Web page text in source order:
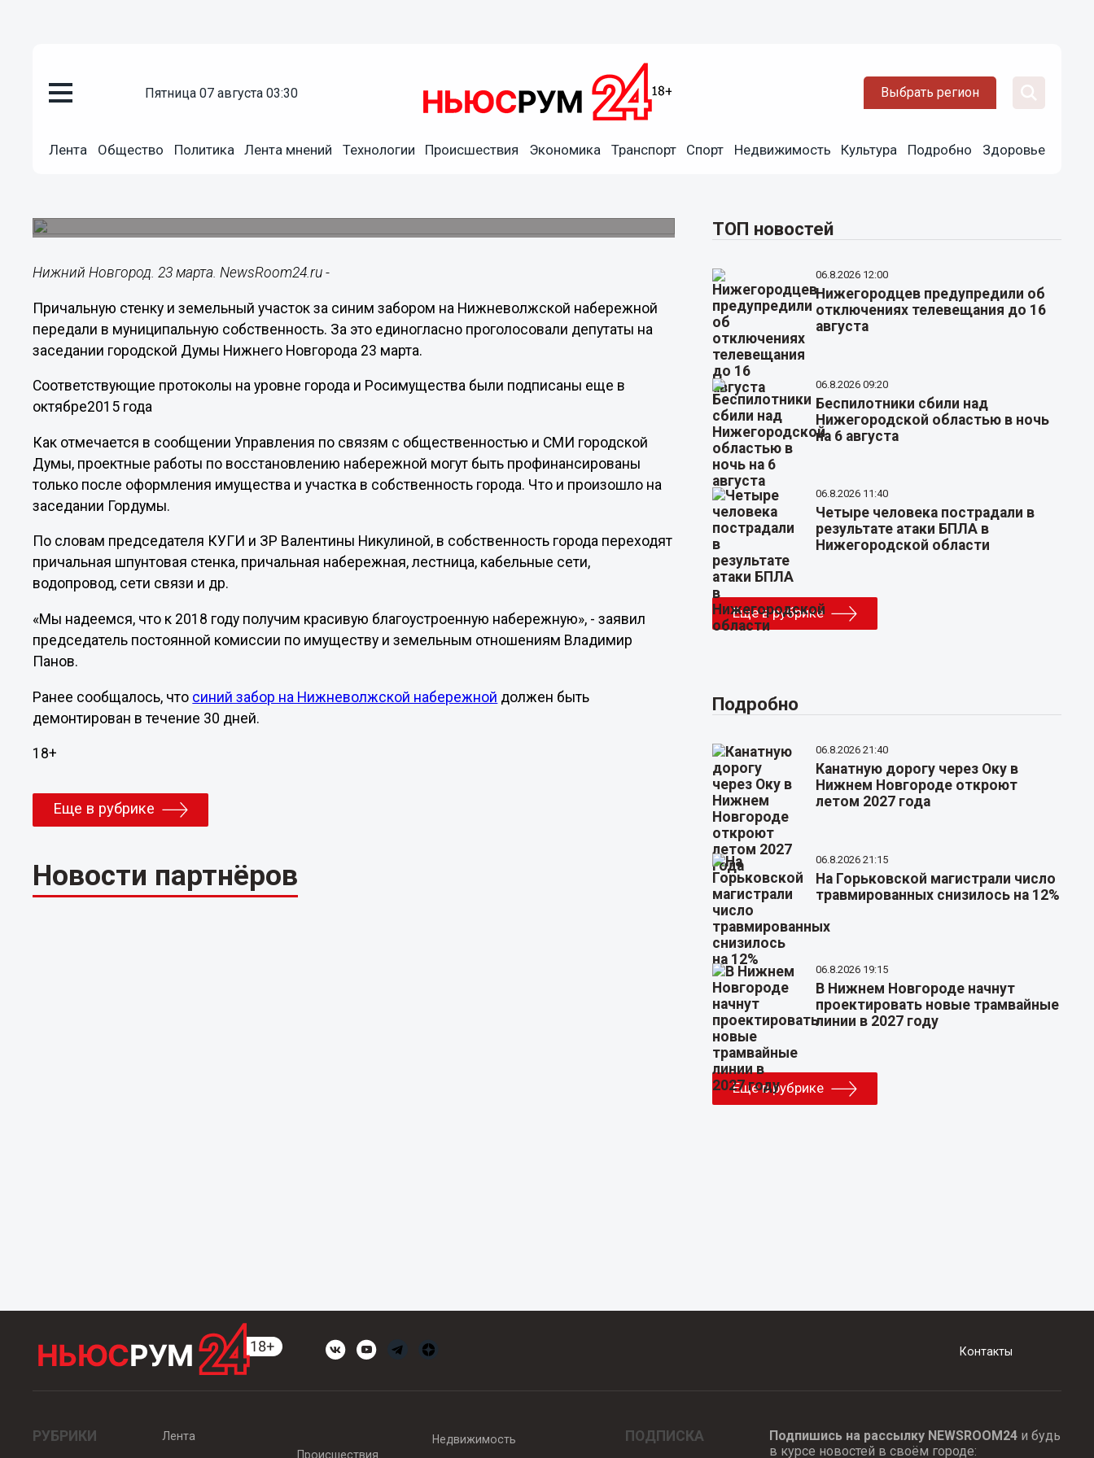
пятница 07 августа 03:30 Выбрать регион
Лента Общество Политика Лента мнений Технологии Происшествия Экономика Транспорт Спорт Недвижимость Культура Подробно Здоровье
На Нижневолжской набережной решена проблема «синего
Нижний Новгород. 23 марта. NewsRoom24.ru -
Причальную стенку и земельный участок за синим забором на Нижневолжской набережной
передали в муниципальную собственность. За это единогласно проголосовали депутаты на
заседании городской Думы Нижнего Новгорода 23 марта.
Соответствующие протоколы на уровне города и Росимущества были подписаны еще в
октябре2015 года
Как отмечается в сообщении Управления по связям с общественностью и СМИ городской
Думы, проектные работы по восстановлению набережной могут быть профинансированы
только после оформления имущества и участка в собственность города. Что и произошло на
заседании Гордумы.
По словам председателя КУГИ и ЗР Валентины Никулиной, в собственность города переходят
причальная шпунтовая стенка, причальная набережная, лестница, кабельные сети,
водопровод, сети связи и др.
«Мы надеемся, что к 2018 году получим красивую благоустроенную набережную», - заявил
председатель постоянной комиссии по имуществу и земельным отношениям Владимир
Панов.
Ранее сообщалось, что синий забор на Нижневолжской набережной должен быть
демонтирован в течение 30 дней.
18+
Еще в рубрике
Новости партнёров
ТОП новостей
06.8.2026 12:00
Нижегородцев предупредили об
отключениях телевещания до 16
августа
06.8.2026 09:20
Беспилотники сбили над
Нижегородской областью в ночь
на 6 августа
06.8.2026 11:40
Четыре человека пострадали в
результате атаки БПЛА в
Нижегородской области
Еще в рубрике
Подробно
06.8.2026 21:40
Канатную дорогу через Оку в
Нижнем Новгороде откроют
летом 2027 года
06.8.2026 21:15
На Горьковской магистрали число
травмированных снизилось на 12%
06.8.2026 19:15
В Нижнем Новгороде начнут
проектировать новые трамвайные
линии в 2027 году
Еще в рубрике
Контакты
РУБРИКИ
Лента
Происшествия
Недвижимость ПОДПИСКА Подпишись на рассылку NEWSROOM24и будь
в курсе новостей в своём городе: